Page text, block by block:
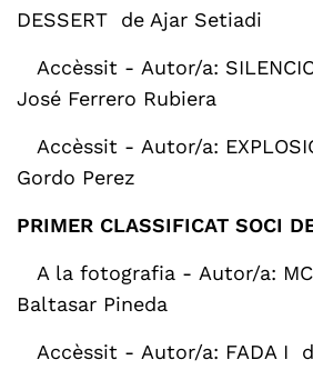
DESSERT de Ajar Setiadi
Accèssit - Autor/a:
José Ferrero Rubiera
Accèssit - Autor/a:
Gordo Perez
PRIMER CLASSIFICAT SOCI
A la fotografia - Autor/a:
Baltasar Pineda
Accèssit - Autor/a: FADA I